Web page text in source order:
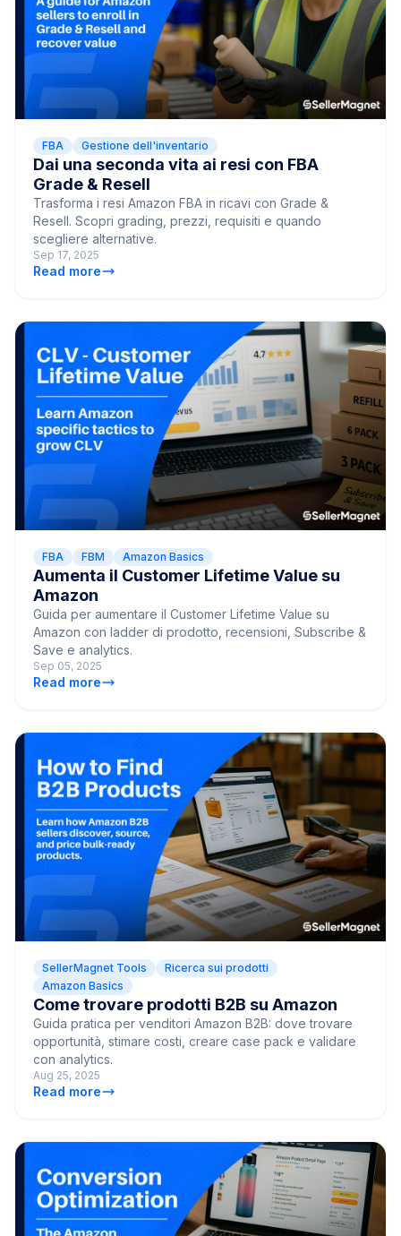
FBA Gestione dell'inventario
Dai una seconda vita ai resi con FBA
Grade & Resell
Trasforma i resi Amazon FBA in ricavi con Grade &
Resell. Scopri grading, prezzi, requisiti e quando
scegliere alternative.
Sep 17, 2025
Read more
FBA FBM Amazon Basics
Aumenta il Customer Lifetime Value su
Amazon
Guida per aumentare il Customer Lifetime Value su
Amazon con ladder di prodotto, recensioni, Subscribe &
Save e analytics.
Sep 05, 2025
Read more
SellerMagnet Tools
Ricerca sui prodotti
Amazon Basics
Come trovare prodotti B2B su Amazon
Guida pratica per venditori Amazon B2B: dove trovare
opportunità, stimare costi, creare case pack e validare
con analytics.
Aug 25, 2025
Read more